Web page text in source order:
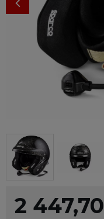
2 447,70